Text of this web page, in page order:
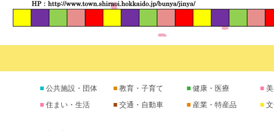
公共施設・団体 教育・子育て 健康・医療
住まい・生活
交通・自動車 産業・特産品